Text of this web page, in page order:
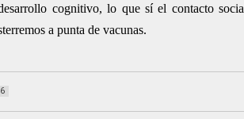
cognitivo, lo que sí el contacto
a punta de vacunas.